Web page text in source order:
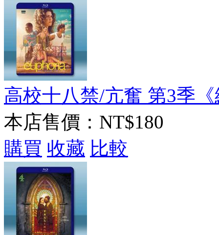
高校十八禁/亢奮 第3季
本店售價： NT$180
購買 收藏 比較